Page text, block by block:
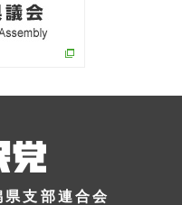
支部連合会